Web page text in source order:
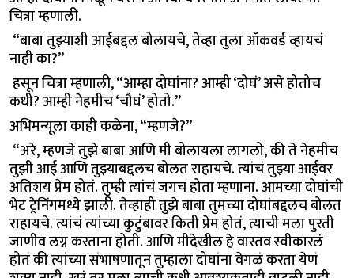
चित्रा म्हणाली.
“बाबा तुझ्याशी आईबद्दल बोलायचे, तेव्हा तुला ऑकवर्ड व्हायचं
नाही का?”
हसून चित्रा म्हणाली, “आम्हा दोघांना? आम्ही ‘दोघं’ असे होतोच
कधी? आम्ही नेहमीच ‘चौघं’ होतो.”
अभिमन्यूला काही कळेना, “म्हणजे?”
“अरे, म्हणजे तुझे बाबा आणि मी बोलायला लागलो, की ते नेहमीच
तुझी आई आणि तुझ्याबद्दलच बोलत राहायचे. त्यांचं तुझ्या आईवर
अतिशय प्रेम होतं. तुम्ही त्यांचं जगच होता म्हणाना. आमच्या दोघांची
भेट ट्रेनिंगमध्ये झाली. तेव्हाही तुझे बाबा तुमच्या दोघांबद्दलच बोलत
राहायचे. त्यांचं त्यांच्या कुटुंबावर किती प्रेम होतं, त्याची मला पुरती
जाणीव लग्न करताना होती. आणि मीदेखील हे वास्तव स्वीकारलं
होतं की त्यांच्या संभाषणातून तुम्हाला दोघांना वेगळं करता येणं